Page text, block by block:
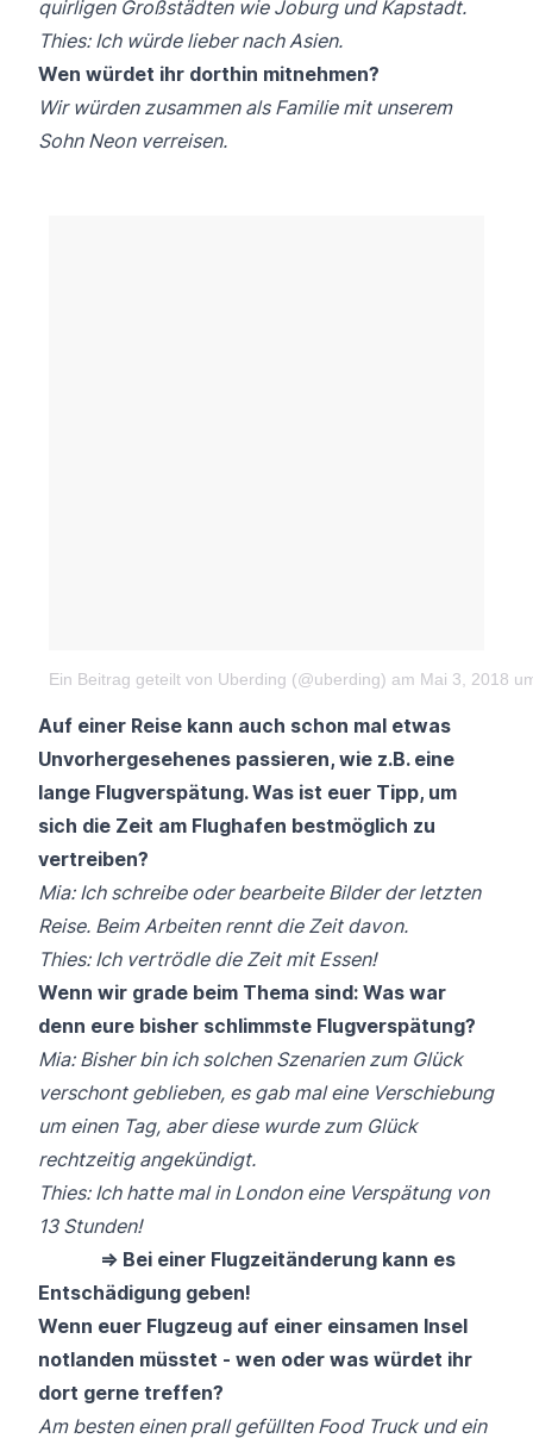
quirligen Großstädten wie Joburg und Kapstadt.
Thies: Ich würde lieber nach Asien.
Wen würdet ihr dorthin mitnehmen?
Wir würden zusammen als Familie mit unserem
Sohn Neon verreisen.
Ein Beitrag geteilt von Uberding (@uberding) am Mai 3, 2018
Auf einer Reise kann auch schon mal etwas
Unvorhergesehenes passieren, wie z.B. eine
lange Flugverspätung. Was ist euer Tipp, um
sich die Zeit am Flughafen bestmöglich zu
vertreiben?
Mia: Ich schreibe oder bearbeite Bilder der letzten
Reise. Beim Arbeiten rennt die Zeit davon.
Thies: Ich vertrödle die Zeit mit Essen!
Wenn wir grade beim Thema sind: Was war
denn eure bisher schlimmste Flugverspätung?
Mia: Bisher bin ich solchen Szenarien zum Glück
verschont geblieben, es gab mal eine Verschiebung
um einen Tag, aber diese wurde zum Glück
rechtzeitig angekündigt.
Thies: Ich hatte mal in London eine Verspätung von
13 Stunden!
⇒ Bei einer Flugzeitänderung kann es
Entschädigung geben!
Wenn euer Flugzeug auf einer einsamen Insel
notlanden müsstet - wen oder was würdet ihr
dort gerne treffen?
Am besten einen prall gefüllten Food Truck und ein